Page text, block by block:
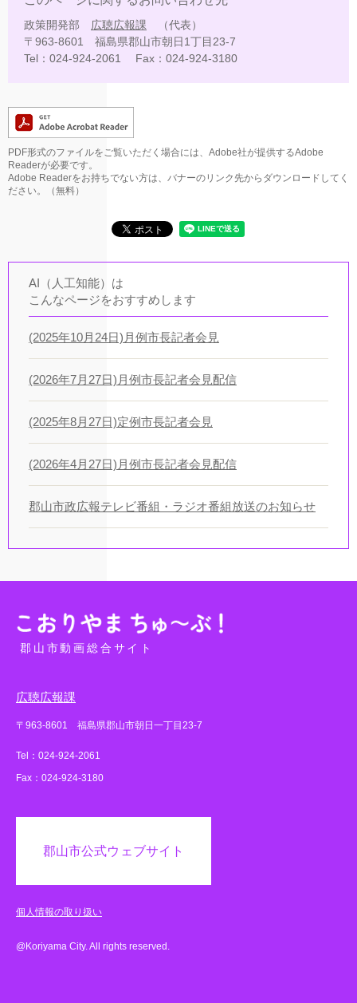
政策開発部 広聴広報課
代表
〒963-8601
福島県郡山市朝日1丁目23-7
Tel：024-924-2061
Fax：024-924-3180
PDF形式のファイルをご覧いただく場合には、Adobe社が提供するAdobe
Readerが必要です。
Adobe Readerをお持ちでない方は、バナーのリンク先からダウンロードしてく
ださい。（無料）
AI（人工知能）は
こんなページをおすすめします
(2025年10月24日)月例市長記者会見
(2026年7月27日)月例市長記者会見配信
(2025年8月27日)定例市長記者会見
(2026年4月27日)月例市長記者会見配信
郡山市政広報テレビ番組・ラジオ番組放送のお知らせ
郡山市動画総合サイト
広聴広報課
〒963-8601 福島県郡山市朝日一丁目23-7
Tel：024-924-2061
Fax：024-924-3180
郡山市公式ウェブサイト
個人情報の取り扱い
@Koriyama City. All rights reserved.